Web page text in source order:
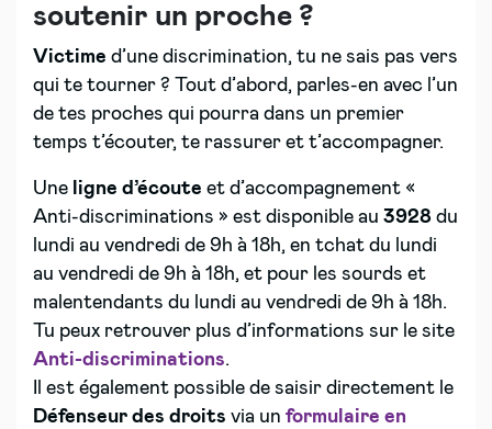
soutenir un proche ?
Victime d’une discrimination, tu ne sais pas vers
qui te tourner ? Tout d’abord, parles-en avec l’un
de tes proches qui pourra dans un premier
temps t’écouter, te rassurer et t’accompagner.
Une ligne d’écoute et d’accompagnement «
Anti-discriminations » est disponible au 3928 du
lundi au vendredi de 9h à 18h, en tchat du lundi
au vendredi de 9h à 18h, et pour les sourds et
malentendants du lundi au vendredi de 9h à 18h.
Tu peux retrouver plus d’informations sur le site
Anti-discriminations.
Il est également possible de saisir directement le
Défenseur des droits via un formulaire en